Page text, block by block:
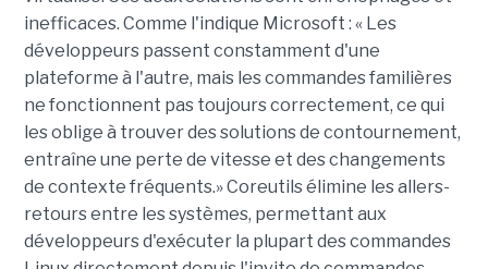
inefficaces. Comme l'indique Microsoft : « Les
développeurs passent constamment d'une
plateforme à l'autre, mais les commandes familières
ne fonctionnent pas toujours correctement, ce qui
les oblige à trouver des solutions de contournement,
entraîne une perte de vitesse et des changements
de contexte fréquents.» Coreutils élimine les allers-
retours entre les systèmes, permettant aux
développeurs d'exécuter la plupart des commandes